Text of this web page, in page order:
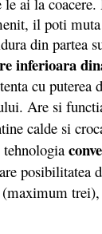
il poti
din partea
inferioara
cu puterea
Are si
calde si
posibilitatea